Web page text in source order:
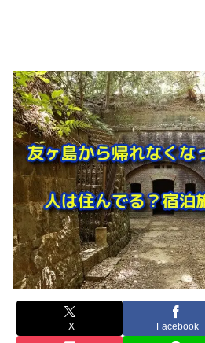
X Facebook